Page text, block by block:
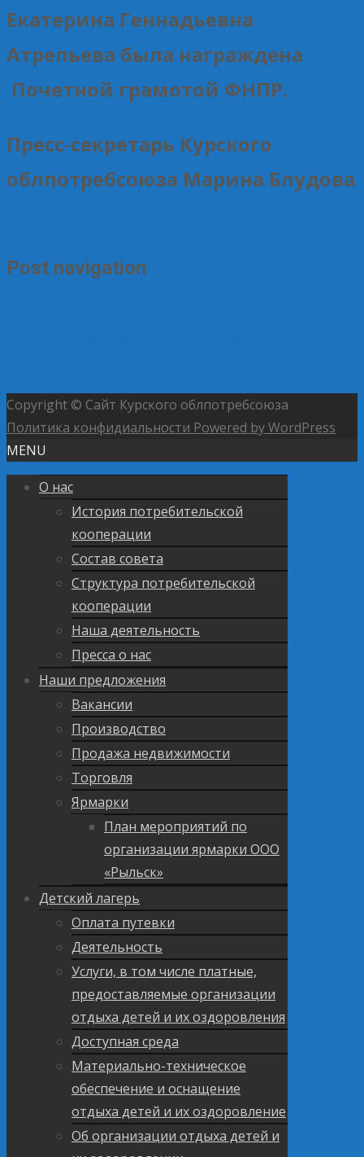
Екатерина Геннадьевна
Атрепьева была награждена
Почетной грамотой ФНПР.
Пресс-секретарь Курского
облпотребсоюза Марина Блудова
Post navigation
Copyright © Сайт Курского облпотребсоюза
Политика конфидиальности Powered by WordPress
MENU
О нас
История потребительской
кооперации
Состав совета
Структура потребительской
кооперации
Наша деятельность
Пресса о нас
Наши предложения
Вакансии
Производство
Продажа недвижимости
Торговля
Ярмарки
План мероприятий по
организации ярмарки ООО
«Рыльск»
Детский лагерь
Оплата путевки
Деятельность
Услуги, в том числе платные,
предоставляемые организации
отдыха детей и их оздоровления
Доступная среда
Материально-техническое
обеспечение и оснащение
отдыха детей и их оздоровление
Об организации отдыха детей и